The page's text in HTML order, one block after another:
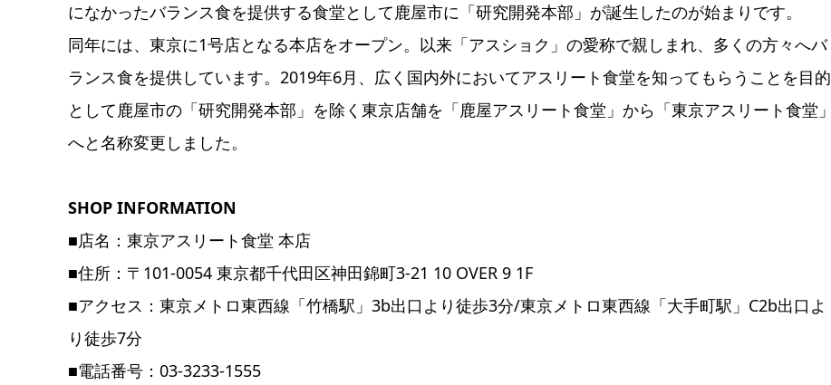
になかったバランス食を提供する食堂として鹿屋市に「研究開発本部」が誕生したのが始まりです。
同年には、東京に1号店となる本店をオープン。以来「アスショク」の愛称で親しまれ、多くの方々へバ
ランス食を提供しています。2019年6月、広く国内外においてアスリート食堂を知ってもらうことを目的
として鹿屋市の「研究開発本部」を除く東京店舗を「鹿屋アスリート食堂」から「東京アスリート食堂」
へと名称変更しました。
SHOP INFORMATION
■店名：東京アスリート食堂 本店
■住所：〒101-0054 東京都千代田区神田錦町3-21 10 OVER 9 1F
■アクセス：東京メトロ東西線「竹橋駅」3b出口より徒歩3分/東京メトロ東西線「大手町駅」C2b出口よ
り徒歩7分
■電話番号：03-3233-1555